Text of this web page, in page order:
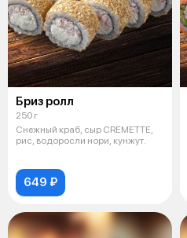
Бриз ролл
250 г
Снежный краб, сыр CREMETTE,
рис, водоросли нори, кунжут.
649 ₽